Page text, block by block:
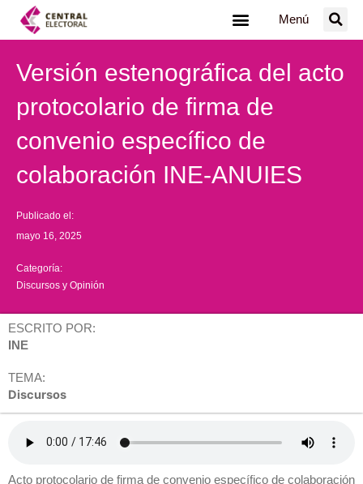
Menú
Versión estenográfica del acto
protocolario de firma de
convenio específico de
colaboración INE-ANUIES
Publicado el:
mayo 16, 2025
Categoría:
Discursos y Opinión
ESCRITO POR:
INE
TEMA:
Discursos
Acto protocolario de firma de convenio específico de colaboración